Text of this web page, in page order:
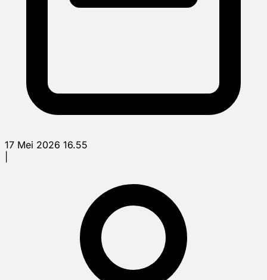
17 Mei 2026 16.55